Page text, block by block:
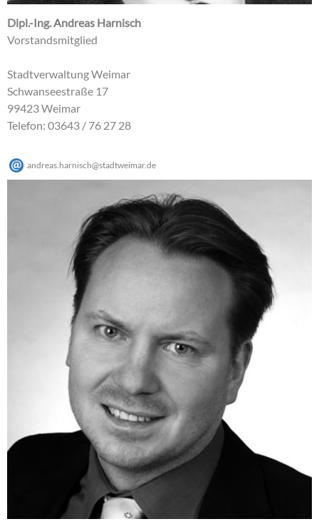
Dipl.-Ing. Andreas Harnisch
Vorstandsmitglied
Stadtverwaltung Weimar
Schwanseestraße 17
99423 Weimar
Telefon: 03643 / 76 27 28
andreas.harnisch@stadtweimar.de